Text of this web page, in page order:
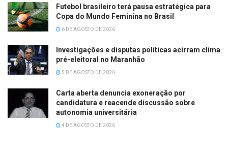
Futebol brasileiro terá pausa estratégica para
Copa do Mundo Feminina no Brasil
6 DE AGOSTO DE 2026
Investigações e disputas políticas acirram clima
pré-eleitoral no Maranhão
5 DE AGOSTO DE 2026
Carta aberta denuncia exoneração por
candidatura e reacende discussão sobre
autonomia universitária
4 DE AGOSTO DE 2026